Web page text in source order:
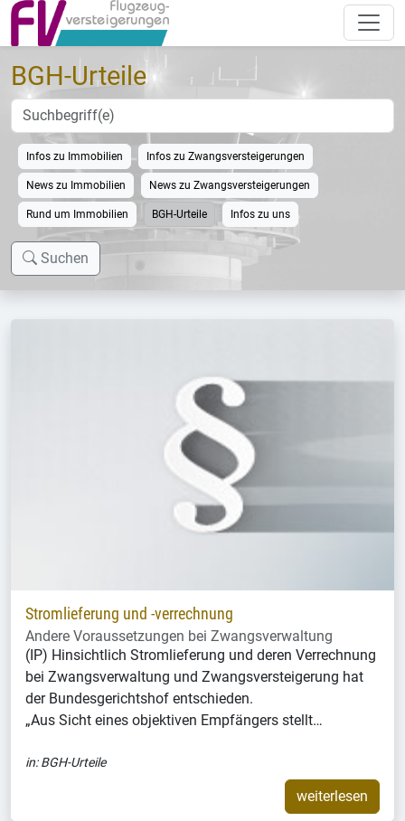
BGH-Urteile
Infos zu Immobilien Infos zu Zwangsversteigerungen
News zu Immobilien News zu Zwangsversteigerungen
Rund um Immobilien BGH-Urteile Infos zu uns
Suchen
Stromlieferung und -verrechnung
Andere Voraussetzungen bei Zwangsverwaltung
(IP) Hinsichtlich Stromlieferung und deren Verrechnung
bei Zwangsverwaltung und Zwangsversteigerung hat
der Bundesgerichtshof entschieden.
„Aus Sicht eines objektiven Empfängers stellt…
in:BGH-Urteile
weiterlesen